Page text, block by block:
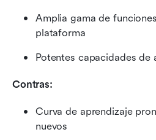
Amplia gama de
plataforma
Potentes capacidades de
Contras:
Curva de aprendizaje
nuevos